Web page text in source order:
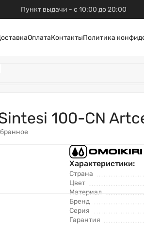
Пункт выдачи - с 10:00 до 20:00
ОплатаКонтактыПолитика
100-CN
Характеристики:
Страна
Цвет
Материал
Бренд
Серия
Гарантия